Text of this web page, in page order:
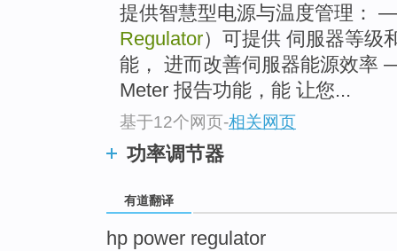
提供智慧型电源与温度管理：
Regulator）可提供 伺服器等级
能， 进而改善伺服器能源效率
Meter 报告功能，能 让您...
基于12个网页-相关网页
功率调节器
有道翻译
hp power regulator